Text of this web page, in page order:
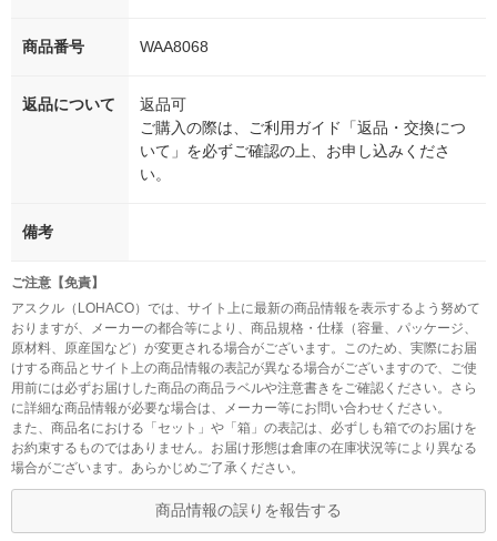
商品番号 WAA8068
返品について
返品可
ご購入の際は、ご利用ガイド「返品・交換につ
いて」を必ずご確認の上、お申し込みくださ
い。
備考
ご注意【免責】
アスクル（LOHACO）では、サイト上に最新の商品情報を表示するよう努めて
おりますが、メーカーの都合等により、商品規格・仕様（容量、パッケージ、
原材料、原産国など）が変更される場合がございます。このため、実際にお届
けする商品とサイト上の商品情報の表記が異なる場合がございますので、ご使
用前には必ずお届けした商品の商品ラベルや注意書きをご確認ください。さら
に詳細な商品情報が必要な場合は、メーカー等にお問い合わせください。
また、商品名における「セット」や「箱」の表記は、必ずしも箱でのお届けを
お約束するものではありません。お届け形態は倉庫の在庫状況等により異なる
場合がございます。あらかじめご了承ください。
商品情報の誤りを報告する